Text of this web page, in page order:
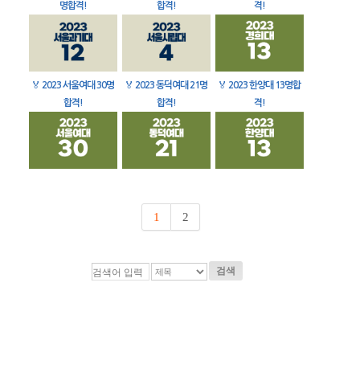
명합격!
합격!
격!
🏅 2023 서울여대 30명
합격!
🏅 2023 동덕여대 21명
합격!
🏅 2023 한양대 13명합
격!
1 2
검색